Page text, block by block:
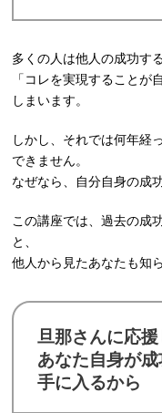
多くの人は他人の成功す
「コレを実現することが
しまいます。
しかし、それでは何年経
できません。
なぜなら、自分自身の成
この講座では、過去の成
と、
他人から見たあなたも知
旦那さんに応援
あなた自身が
手に入るから